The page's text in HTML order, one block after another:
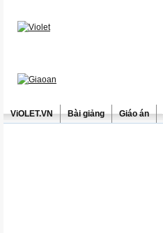
ViOLET.VN Bài giảng Giáo án